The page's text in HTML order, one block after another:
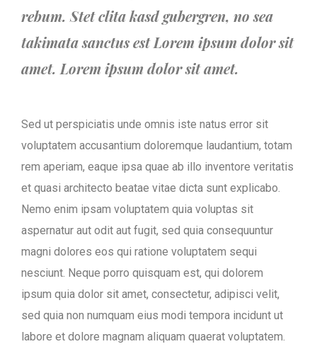
rebum. Stet clita kasd gubergren, no sea
takimata sanctus est Lorem ipsum dolor sit
amet. Lorem ipsum dolor sit amet.
Sed ut perspiciatis unde omnis iste natus error sit
voluptatem accusantium doloremque laudantium, totam
rem aperiam, eaque ipsa quae ab illo inventore veritatis
et quasi architecto beatae vitae dicta sunt explicabo.
Nemo enim ipsam voluptatem quia voluptas sit
aspernatur aut odit aut fugit, sed quia consequuntur
magni dolores eos qui ratione voluptatem sequi
nesciunt. Neque porro quisquam est, qui dolorem
ipsum quia dolor sit amet, consectetur, adipisci velit,
sed quia non numquam eius modi tempora incidunt ut
labore et dolore magnam aliquam quaerat voluptatem.